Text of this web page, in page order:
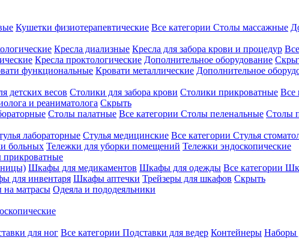
Кушетки физиотерапевтические Все категории Столы массажные
Кресла диализные Кресла для забора крови и процедур
Кресла проктологические Дополнительное оборудование
функциональные Кровати металлические Дополнительное
детских весов Столики для забора крови Столики прикроватные Все
и реаниматолога Скрыть
Столы палатные Все категории Столы пеленальные Столы
лабораторные Стулья медицинские Все категории Стулья
больных Тележки для уборки помещений Тележки эндоскопические
Шкафы для медикаментов Шкафы для одежды Все категории
для инвентаря Шкафы аптечки Трейзеры для шкафов Скрыть
на матрасы Одеяла и пододеяльники
для ног Все категории Подставки для ведер Контейнеры Наборы